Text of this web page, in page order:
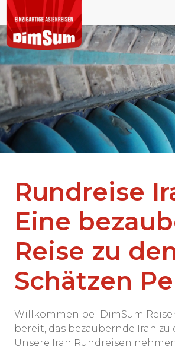
Rundreise
Eine
Reise zu
Schätzen
Willkommen bei DimSum
bereit, das bezaubernde Iran zu
Unsere Iran Rundreisen